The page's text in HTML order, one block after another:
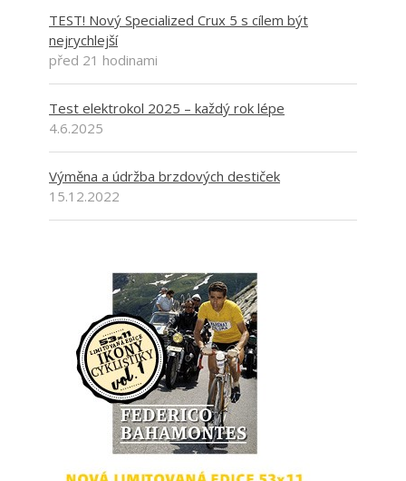
TEST! Nový Specialized Crux 5 s cílem být
nejrychlejší
před 21 hodinami
Test elektrokol 2025 – každý rok lépe
4.6.2025
Výměna a údržba brzdových destiček
15.12.2022